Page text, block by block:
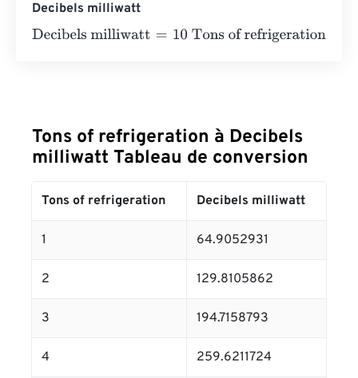
Decibels milliwatt
Decibels milliwatt=10 Tons of refrigeration×64.9052931
Tons of refrigeration à Decibels
milliwatt Tableau de conversion
Tons of refrigeration Decibels milliwatt
1 64.9052931
2 129.8105862
3 194.7158793
4 259.6211724